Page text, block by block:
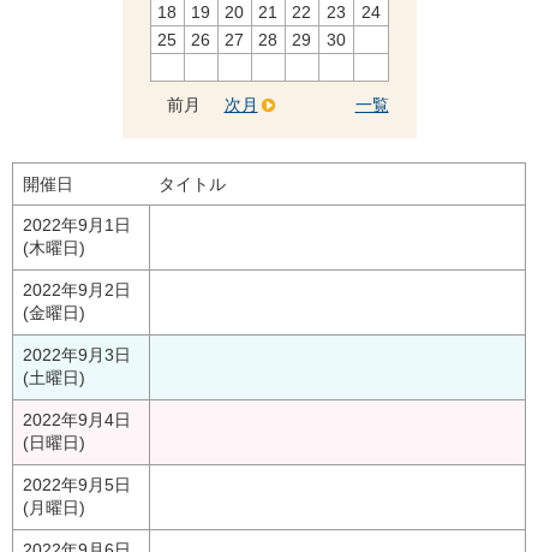
18
19 20 21 22 23
24
25
26 27 28 29 30
前月 一覧
次月
開催日 タイトル
2022年9月1日
(木曜日)
2022年9月2日
(金曜日)
2022年9月3日
(土曜日)
2022年9月4日
(日曜日)
2022年9月5日
(月曜日)